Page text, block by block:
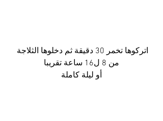
اتركوها تخمر 30 دقيقة ثم دخلوها الثلاجة
من 8 ل16 ساعة تقريبا
أو ليلة كاملة